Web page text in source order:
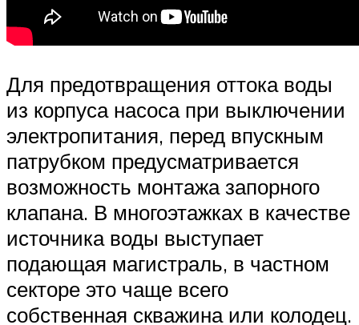
Для предотвращения оттока воды
из корпуса насоса при выключении
электропитания, перед впускным
патрубком предусматривается
возможность монтажа запорного
клапана. В многоэтажках в качестве
источника воды выступает
подающая магистраль, в частном
секторе это чаще всего
собственная скважина или колодец.